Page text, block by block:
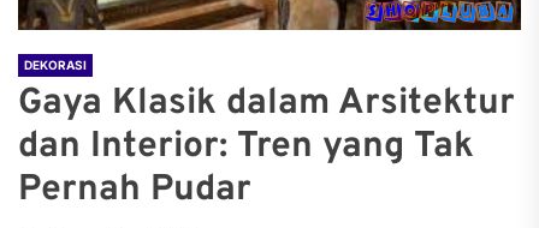
DEKORASI
Gaya Klasik dalam Arsitektur
dan Interior: Tren yang Tak
Pernah Pudar